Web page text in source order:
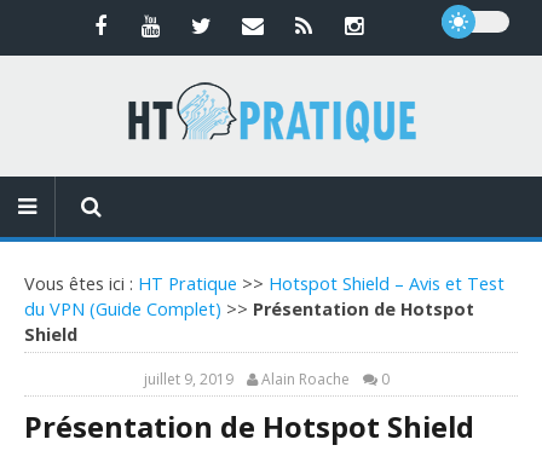
Vous êtes ici : HT Pratique >> Hotspot Shield – Avis et Test
du VPN (Guide Complet) >> Présentation de Hotspot
Shield
juillet 9, 2019 Alain Roache 0
Présentation de Hotspot Shield